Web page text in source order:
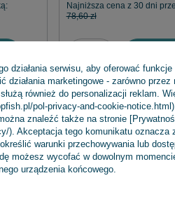
Najniższa cena z 30 dni
78,60 zł
Konto
działania serwisu, aby oferować funkcje
działania marketingowe - zarówno przez
również do personalizacji reklam.
pol-privacy-and-cookie-
znaleźć także na stronie
). Akceptacja tego komunikatu oznacza
warunki przechowywania lub
możesz wycofać w dowolnym
urządzenia końcowego.